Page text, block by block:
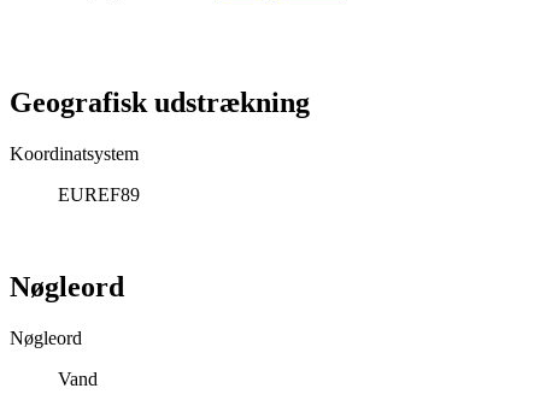
Geografisk udstrækning
Koordinatsystem
EUREF89
Nøgleord
Nøgleord
Vand